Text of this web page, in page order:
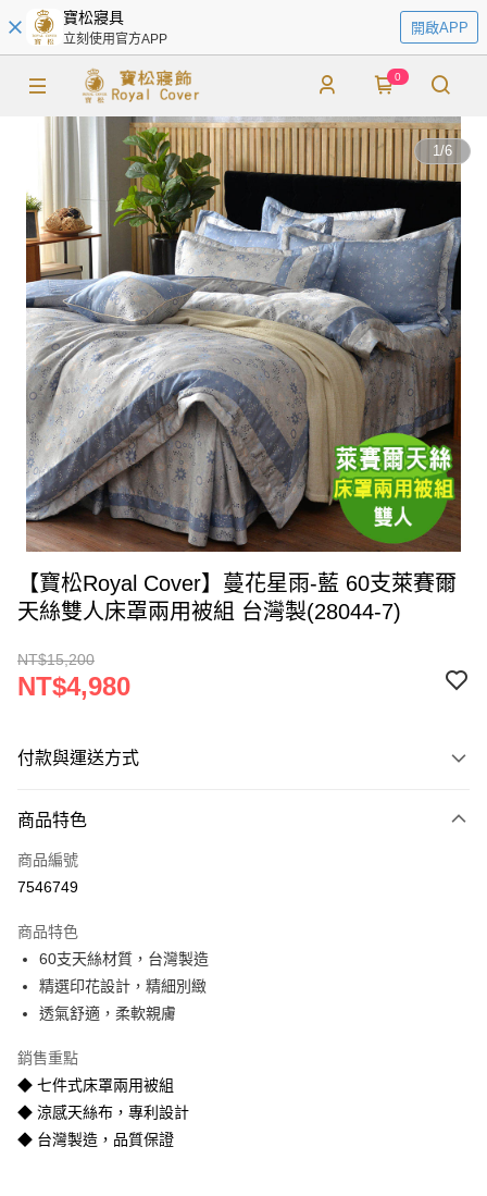
寶松寢具
立刻使用官方APP
開啟APP
0
1/6
【寶松Royal Cover】蔓花星雨-藍 60支萊賽爾
天絲雙人床罩兩用被組 台灣製(28044-7)
NT$15,200
NT$4,980
付款與運送方式
信用卡一次付款
LINE Pay
街口支付
悠遊付
全盈+PAY
AFTEE先享後付
相關說明
商品特色
商品編號
7546749
商品特色
60支天絲材質，台灣製造
精選印花設計，精細別緻
透氣舒適，柔軟親膚
銷售重點
◆ 七件式床罩兩用被組
◆ 涼感天絲布，專利設計
◆ 台灣製造，品質保證